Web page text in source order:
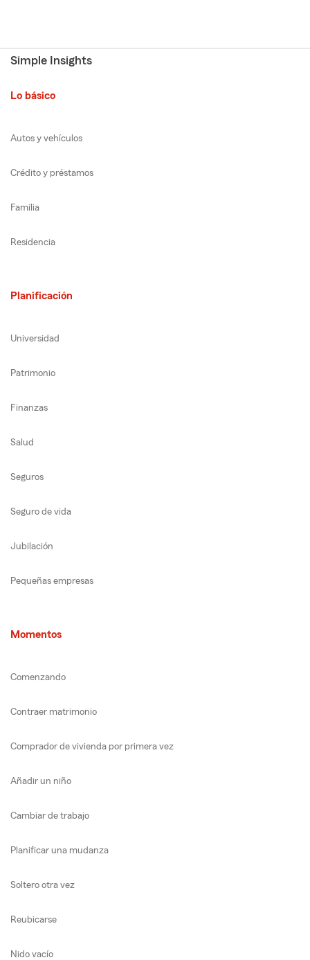
Simple Insights
Lo básico
Autos y vehículos
Crédito y préstamos
Familia
Residencia
Planificación
Universidad
Patrimonio
Finanzas
Salud
Seguros
Seguro de vida
Jubilación
Pequeñas empresas
Momentos
Comenzando
Contraer matrimonio
Comprador de vivienda por primera vez
Añadir un niño
Cambiar de trabajo
Planificar una mudanza
Soltero otra vez
Reubicarse
Nido vacío